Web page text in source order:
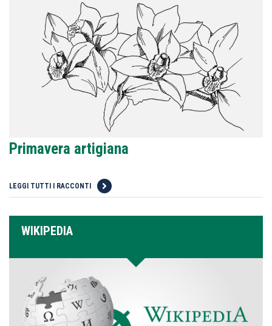
Primavera artigiana
LEGGI TUTTI I RACCONTI
WIKIPEDIA